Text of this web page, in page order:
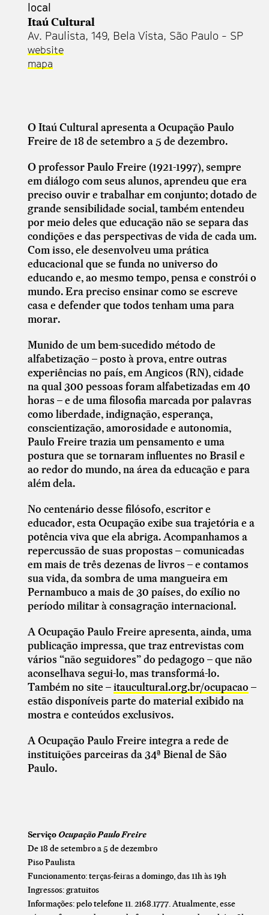
local
Itaú Cultural
Av. Paulista, 149, Bela Vista, São Paulo - SP
website
mapa
O Itaú Cultural apresenta a Ocupação Paulo
Freire de 18 de setembro a 5 de dezembro.
O professor Paulo Freire (1921-1997), sempre
em diálogo com seus alunos, aprendeu que era
preciso ouvir e trabalhar em conjunto; dotado de
grande sensibilidade social, também entendeu
por meio deles que educação não se separa das
condições e das perspectivas de vida de cada um.
Com isso, ele desenvolveu uma prática
educacional que se funda no universo do
educando e, ao mesmo tempo, pensa e constrói o
mundo. Era preciso ensinar como se escreve
casa e defender que todos tenham uma para
morar.
Munido de um bem-sucedido método de
alfabetização – posto à prova, entre outras
experiências no país, em Angicos (RN), cidade
na qual 300 pessoas foram alfabetizadas em 40
horas – e de uma filosofia marcada por palavras
como liberdade, indignação, esperança,
conscientização, amorosidade e autonomia,
Paulo Freire trazia um pensamento e uma
postura que se tornaram influentes no Brasil e
ao redor do mundo, na área da educação e para
além dela.
No centenário desse filósofo, escritor e
educador, esta Ocupação exibe sua trajetória e a
potência viva que ela abriga. Acompanhamos a
repercussão de suas propostas – comunicadas
em mais de três dezenas de livros – e contamos
sua vida, da sombra de uma mangueira em
Pernambuco a mais de 30 países, do exílio no
período militar à consagração internacional.
A Ocupação Paulo Freire apresenta, ainda, uma
publicação impressa, que traz entrevistas com
vários “não seguidores” do pedagogo – que não
aconselhava segui-lo, mas transformá-lo.
Também no site –itaucultural.org.br/ocupacao –
estão disponíveis parte do material exibido na
mostra e conteúdos exclusivos.
A Ocupação Paulo Freire integra a rede de
instituições parceiras da 34ª Bienal de São
Paulo.
Serviço Ocupação Paulo Freire
De 18 de setembro a 5 de dezembro
Piso Paulista
Funcionamento: terças-feiras a domingo, das 11h às 19h
Ingressos: gratuitos
Informações: pelo telefone 11. 2168.1777. Atualmente, esse